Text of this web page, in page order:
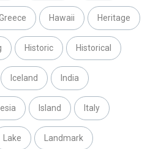
Hawaii Heritage
Historic Historical
Iceland India
Island Italy
Lake Landmark